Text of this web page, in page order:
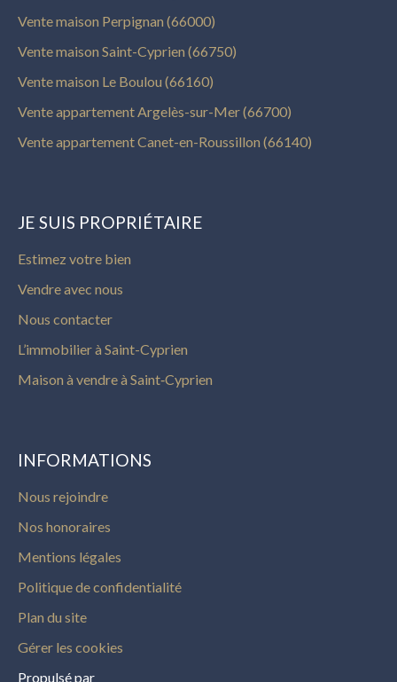
Vente maison Perpignan (66000)
Vente maison Saint-Cyprien (66750)
Vente maison Le Boulou (66160)
Vente appartement Argelès-sur-Mer (66700)
Vente appartement Canet-en-Roussillon (66140)
JE SUIS PROPRIÉTAIRE
Estimez votre bien
Vendre avec nous
Nous contacter
L’immobilier à Saint-Cyprien
Maison à vendre à Saint‑Cyprien
INFORMATIONS
Nous rejoindre
Nos honoraires
Mentions légales
Politique de confidentialité
Plan du site
Gérer les cookies
Propulsé par